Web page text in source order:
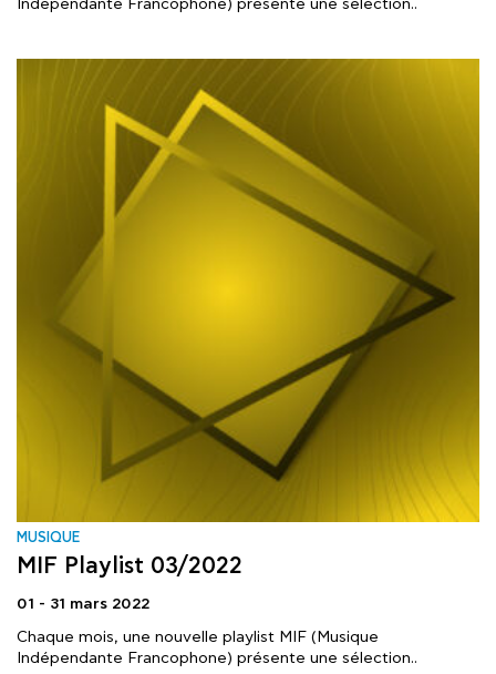
Indépendante Francophone) présente une sélection..
MUSIQUE
MIF Playlist 03/2022
01 - 31 mars 2022
Chaque mois, une nouvelle playlist MIF (Musique
Indépendante Francophone) présente une sélection..